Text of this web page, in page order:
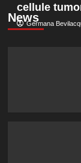
News
cellule
Germana